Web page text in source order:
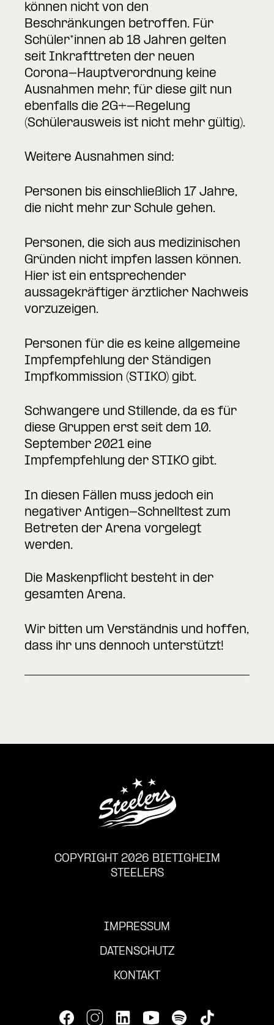
können nicht von den
Beschränkungen betroffen. Für
Schüler*innen ab 18 Jahren gelten
seit Inkrafttreten der neuen
Corona-Hauptverordnung keine
Ausnahmen mehr, für diese gilt nun
ebenfalls die 2G+-Regelung
(Schülerausweis ist nicht mehr gültig).
Weitere Ausnahmen sind:
Personen bis einschließlich 17 Jahre,
die nicht mehr zur Schule gehen.
Personen, die sich aus medizinischen
Gründen nicht impfen lassen können.
Hier ist ein entsprechender
aussagekräftiger ärztlicher Nachweis
vorzuzeigen.
Personen für die es keine allgemeine
Impfempfehlung der Ständigen
Impfkommission (STIKO) gibt.
Schwangere und Stillende, da es für
diese Gruppen erst seit dem 10.
September 2021 eine
Impfempfehlung der STIKO gibt.
In diesen Fällen muss jedoch ein
negativer Antigen-Schnelltest zum
Betreten der Arena vorgelegt
werden.
Die Maskenpflicht besteht in der
gesamten Arena.
Wir bitten um Verständnis und hoffen,
dass ihr uns dennoch unterstützt!
COPYRIGHT 2026 BIETIGHEIM
STEELERS
IMPRESSUM
DATENSCHUTZ
KONTAKT